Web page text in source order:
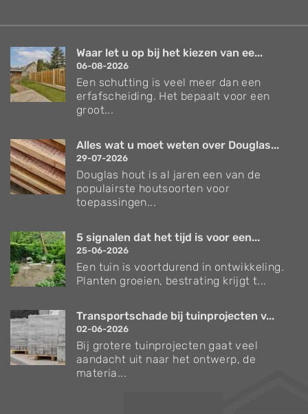
Waar let u op bij het kiezen van ee...
06-08-2026
Een schutting is veel meer dan een
erfafscheiding. Het bepaalt voor een
groot...
Alles wat u moet weten over Douglas...
29-07-2026
Douglas hout is al jaren een van de
populairste houtsoorten voor
toepassingen...
5 signalen dat het tijd is voor een...
25-06-2026
Een tuin is voortdurend in ontwikkeling.
Planten groeien, bestrating krijgt t...
Transportschade bij tuinprojecten v...
02-06-2026
Bij grotere tuinprojecten gaat veel
aandacht uit naar het ontwerp, de
materia...